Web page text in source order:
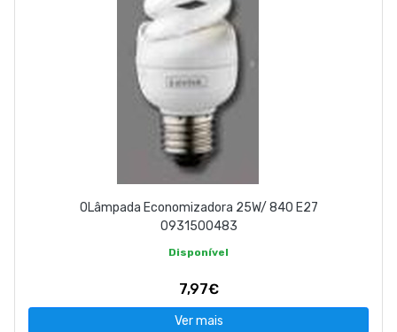
geral@luxivo.pt
0Lâmpada Economizadora 25W/ 840 E27
0931500483
Disponível
7,97€
Ver mais